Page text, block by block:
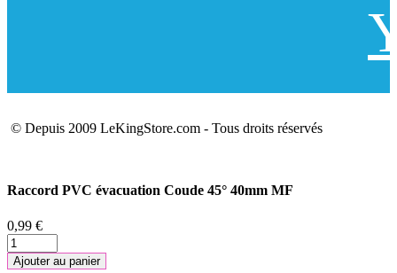
© Depuis 2009 LeKingStore.com - Tous droits réservés
Raccord PVC évacuation Coude 45° 40mm MF
0,99 €
Ajouter au panier